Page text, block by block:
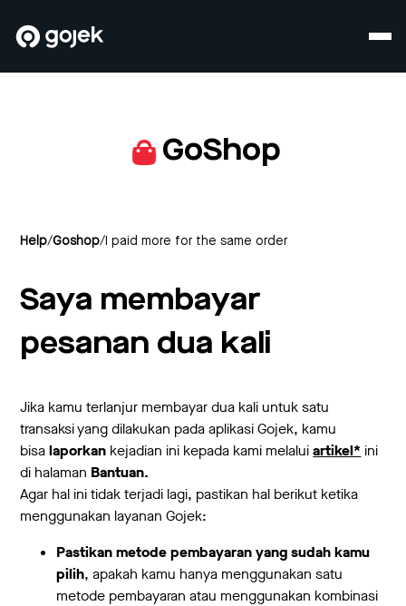
GoShop
Help/Goshop/ I paid more for the same order
Saya membayar
pesanan dua kali
Jika kamu terlanjur membayar dua kali untuk satu
transaksi yang dilakukan pada aplikasi Gojek, kamu
bisalaporkan kejadian ini kepada kami melaluiartikel* ini
di halaman Bantuan.
Agar hal ini tidak terjadi lagi, pastikan hal berikut ketika
menggunakan layanan Gojek:
Pastikan metode pembayaran yang sudah kamu
pilih, apakah kamu hanya menggunakan satu
metode pembayaran atau menggunakan kombinasi